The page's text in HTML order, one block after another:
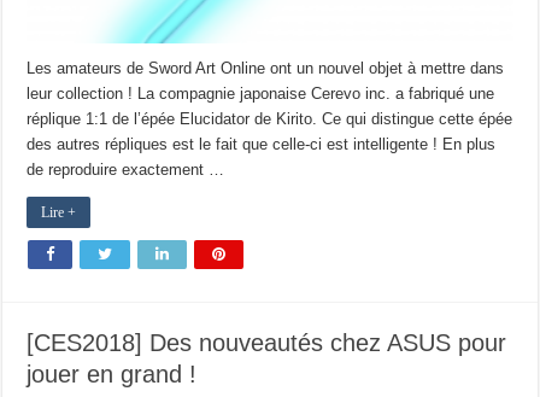
Les amateurs de Sword Art Online ont un nouvel objet à mettre dans
leur collection ! La compagnie japonaise Cerevo inc. a fabriqué une
réplique 1:1 de l’épée Elucidator de Kirito. Ce qui distingue cette épée
des autres répliques est le fait que celle-ci est intelligente ! En plus
de reproduire exactement …
Lire +
[CES2018] Des nouveautés chez ASUS pour
jouer en grand !